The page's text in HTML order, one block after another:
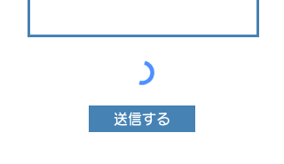
送信する